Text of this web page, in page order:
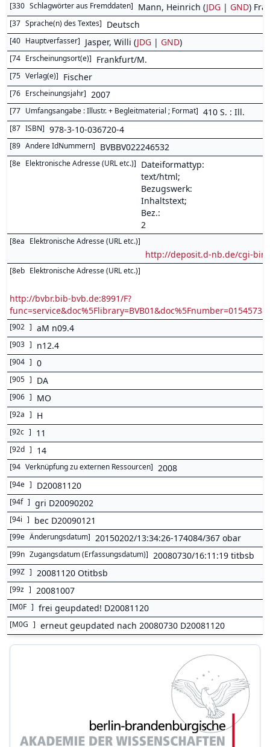
[330 Schlagwörter aus Fremddaten] Mann, Heinrich (JDG | GND)
[37 Sprache(n) des Textes] Deutsch
[40 Hauptverfasser] Jasper, Willi (JDG | GND)
[74 Erscheinungsort(e)] Frankfurt/M.
[75 Verlag(e)] Fischer
[76 Erscheinungsjahr] 2007
[77 Umfangsangabe : Illustr. + Begleitmaterial ; Format] 410 S. : Ill.
[87 ISBN] 978-3-10-036720-4
[89 Andere IdNummern] BVBBV022246532
[8e Elektronische Adresse (URL etc.)] Dateiformattyp:
text/html;
Bezugswerk:
Inhaltstext;
Bez.:
2
[8ea Elektronische Adresse (URL etc.)]
http://deposit.d-nb.de/cgi-bin/
[8eb Elektronische Adresse (URL etc.)]
http://bvbr.bib-bvb.de:8991/F?
[902 ] aM n09.4
[903 ] n12.4
[904 ] 0
[905 ] DA
[906 ] MO
[92a ] H
[92c ] 11
[92d ] 14
[94 Verknüpfung zu externen Ressourcen] 2008
[94e ] D20081120
[94f ] gri D20090202
[94i ] bec D20090121
[99e Änderungsdatum] 20150202/13:34:26-174084/367 obar
[99n Zugangsdatum (Erfassungsdatum)] 20080730/16:11:19 titbsb
[99Z ] 20081120 Otitbsb
[99z ] 20081007
[M0F ] frei geupdated! D20081120
[M0G ] erneut geupdated nach 20080730 D20081120